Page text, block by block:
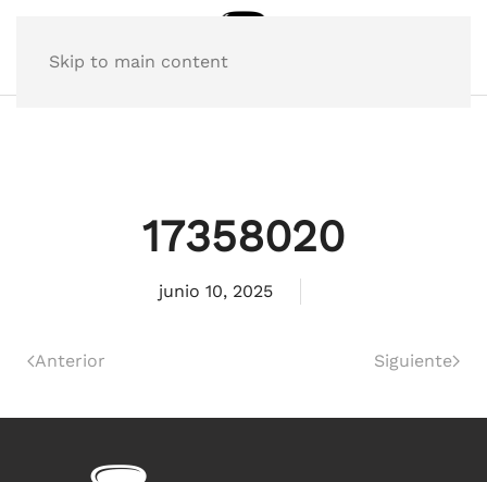
Skip to main content
17358020
junio 10, 2025
Anterior Siguiente